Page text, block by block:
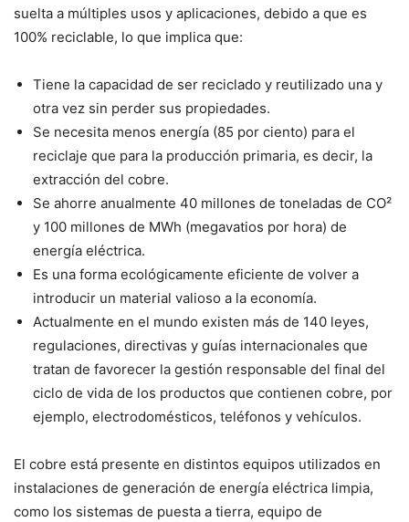
suelta a múltiples usos y aplicaciones, debido a que es
100% reciclable, lo que implica que:
Tiene la capacidad de ser reciclado y reutilizado una y
otra vez sin perder sus propiedades.
Se necesita menos energía (85 por ciento) para el
reciclaje que para la producción primaria, es decir, la
extracción del cobre.
Se ahorre anualmente 40 millones de toneladas de CO²
y 100 millones de MWh (megavatios por hora) de
energía eléctrica.
Es una forma ecológicamente eficiente de volver a
introducir un material valioso a la economía.
Actualmente en el mundo existen más de 140 leyes,
regulaciones, directivas y guías internacionales que
tratan de favorecer la gestión responsable del final del
ciclo de vida de los productos que contienen cobre, por
ejemplo, electrodomésticos, teléfonos y vehículos.
El cobre está presente en distintos equipos utilizados en
instalaciones de generación de energía eléctrica limpia,
como los sistemas de puesta a tierra, equipo de